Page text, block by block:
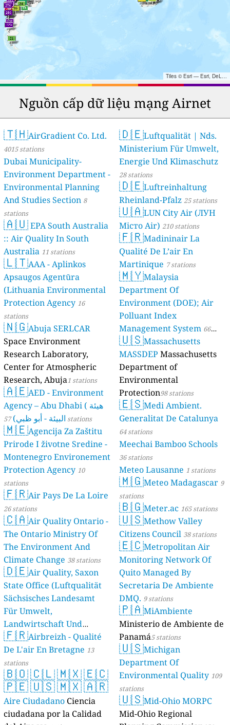
Tiles © Esri — Esri, DeLorme, NAVTEQ, TomTom, Intermap, iPC, USGS, FAO, NPS, NRCAN, GeoBase, Kadaster NL, Ordnance Survey, Esri Japan, METI, Esri China (Hong Kong), and the GIS User Community
Nguồn cấp dữ liệu mạng Airnet
🇹🇭AirGradient Co. Ltd.
4015 stations
Dubai Municipality-
Environment Department -
Environmental Planning
And Studies Section 8
stations
🇦🇺EPA South Australia
:: Air Quality In South
Australia 11 stations
🇱🇹AAA - Aplinkos
Apsaugos Agentūra
(Lithuania Environmental
Protection Agency 16
stations
🇳🇬Abuja SERLCAR
Space Environment
Research Laboratory,
Center for Atmospheric
Research, Abuja1 stations
🇦🇪AED - Environment
Agency – Abu Dhabi ( هيئة
البيئة - أبو ظبي) 57 stations
🇲🇪Agencija Za Zaštitu
Prirode I životne Sredine -
Montenegro Environement
Protection Agency 10
stations
🇫🇷Air Pays De La Loire
26 stations
🇨🇦Air Quality Ontario -
The Ontario Ministry Of
The Environment And
Climate Change 38 stations
🇩🇪Air Quality, Saxon
State Office (Luftqualität
Sächsisches Landesamt
Für Umwelt,
Landwirtschaft Und
Geologie) 50 stations
🇫🇷Airbreizh - Qualité
De L'air En Bretagne 13
stations
🇧🇴🇨🇱🇲🇽🇪🇨
🇵🇪🇺🇸🇲🇽🇦🇷
Aire Ciudadano Ciencia
ciudadana por la Calidad
🇩🇪Luftqualität | Nds.
Ministerium Für Umwelt,
Energie Und Klimaschutz
28 stations
🇩🇪Luftreinhaltung
Rheinland-Pfalz 25 stations
🇺🇦LUN City Air (ЛУН
Місто Air) 210 stations
🇫🇷Madininair La
Qualité De L’air En
Martinique 7 stations
🇲🇾Malaysia
Department Of
Environment (DOE); Air
Polluant Index
Management System 66
stations
🇺🇸Massachusetts
MASSDEP Massachusetts
Department of
Environmental
Protection98 stations
🇪🇸Medi Ambient.
Generalitat De Catalunya
64 stations
Meechai Bamboo Schools
36 stations
Meteo Lausanne 1 stations
🇲🇬Meteo Madagascar 9
stations
🇧🇬Meter.ac 165 stations
🇺🇸Methow Valley
Citizens Council 38 stations
🇪🇨Metropolitan Air
Monitoring Network Of
Quito Managed By
Secretaria De Ambiente
DMQ. 9 stations
🇵🇦MiAmbiente
Ministerio de Ambiente de
Panamá5 stations
🇺🇸Michigan
Department Of
Environmental Quality 109
stations
🇺🇸Mid-Ohio MORPC
Mid-Ohio Regional